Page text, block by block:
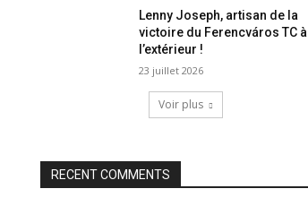
Lenny Joseph, artisan de la
victoire du Ferencváros TC à
l’extérieur !
23 juillet 2026
Voir plus
RECENT COMMENTS